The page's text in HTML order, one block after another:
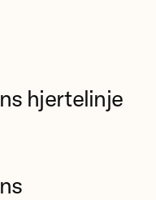
hjertelinje